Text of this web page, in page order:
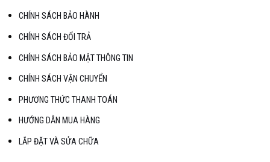
CHÍNH SÁCH BẢO HÀNH
CHÍNH SÁCH ĐỔI TRẢ
CHÍNH SÁCH BẢO MẬT THÔNG TIN
CHÍNH SÁCH VẬN CHUYỂN
PHƯƠNG THỨC THANH TOÁN
HƯỚNG DẪN MUA HÀNG
LẮP ĐẶT VÀ SỬA CHỮA